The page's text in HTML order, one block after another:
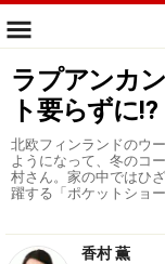
ラプアンカ
ト要らずに⁉
北欧フィンランドのウ
ようになって、冬のコ
村さん。家の中ではひ
躍する「ポケットショ
香村 薫